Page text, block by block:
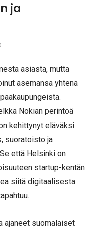
ja
asiasta, mutta
asemansa yhtenä
Nokian perintöä
kehittynyt eläväksi
suoratoisto ja
että Helsinki on
startup-kentän
siitä digitaalisesta
ajaneet suomalaiset